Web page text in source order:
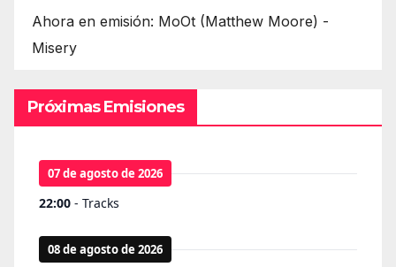
Ahora en emisión: MoOt (Matthew Moore) -
Misery
Próximas Emisiones